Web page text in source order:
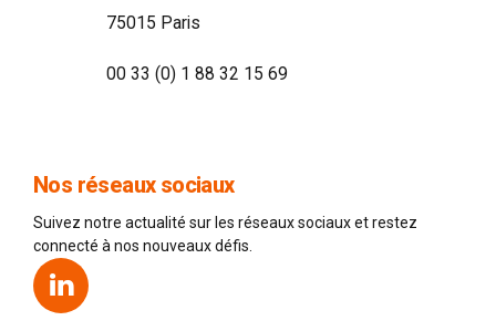
75015 Paris
00 33 (0) 1 88 32 15 69
Nos réseaux sociaux
Suivez notre actualité sur les réseaux sociaux et restez
connecté à nos nouveaux défis.